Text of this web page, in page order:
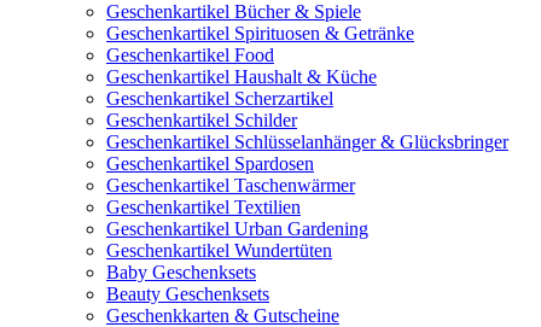
Geschenkartikel Bücher & Spiele
Geschenkartikel Spirituosen & Getränke
Geschenkartikel Food
Geschenkartikel Haushalt & Küche
Geschenkartikel Scherzartikel
Geschenkartikel Schilder
Geschenkartikel Schlüsselanhänger & Glücksbringer
Geschenkartikel Spardosen
Geschenkartikel Taschenwärmer
Geschenkartikel Textilien
Geschenkartikel Urban Gardening
Geschenkartikel Wundertüten
Baby Geschenksets
Beauty Geschenksets
Geschenkkarten & Gutscheine